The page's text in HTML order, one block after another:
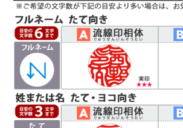
す。直線基調の印影は、気
好まれています。定評のある西野センスで全体
に収めます。